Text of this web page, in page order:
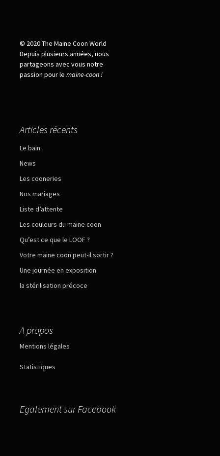
© 2020 The Maine Coon World
Depuis plusieurs années, nous
partageons avec vous notre
passion pour le maine-coon !
Articles récents
Le bain
News
Les cooneries
Nos mariages
Liste d’attente
Les couleurs du maine coon
Qu’est ce que le LOOF ?
Votre maine coon peut-il sortir ?
Une journée en exposition
la stérilisation précoce
A propos
Mentions légales
Statistiques
Egalement sur Facebook